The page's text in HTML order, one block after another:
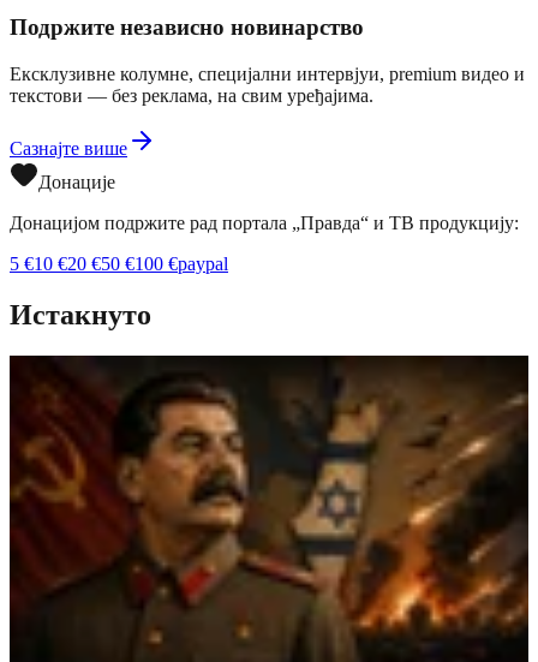
Подржите независно новинарство
Ексклузивне колумне, специјални интервјуи, premium видео и
текстови — без реклама, на свим уређајима.
Сазнајте више
Донације
Донацијом подржите рад портала „Правда“ и ТВ продукцију:
5 €10 €20 €50 €100 €paypal
Истакнуто